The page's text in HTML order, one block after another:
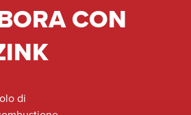
lavorare a stretto
contatto con il vostro
CON
di